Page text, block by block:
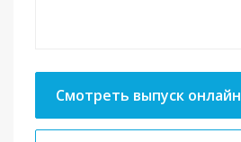
Смотреть выпуск онлайн